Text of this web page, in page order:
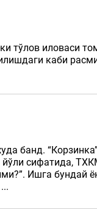
тўлов иловаси
каби
банд.
сифатида,
Ишга бундай